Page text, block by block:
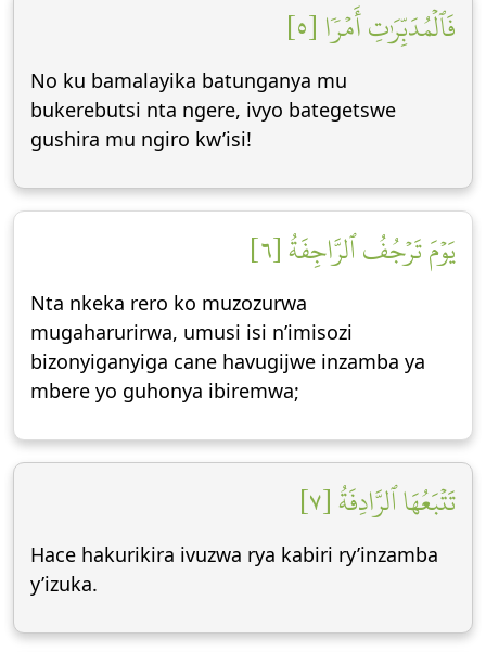
فَٱلۡمُدَبِّرَٰتِ أَمۡرٗا [٥]
No ku bamalayika batunganya mu
bukerebutsi nta ngere, ivyo bategetswe
gushira mu ngiro kw’isi!
يَوۡمَ تَرۡجُفُ ٱلرَّاجِفَةُ [٦]
Nta nkeka rero ko muzozurwa
mugaharurirwa, umusi isi n’imisozi
bizonyiganyiga cane havugijwe inzamba ya
mbere yo guhonya ibiremwa;
تَتۡبَعُهَا ٱلرَّادِفَةُ [٧]
Hace hakurikira ivuzwa rya kabiri ry’inzamba
y’izuka.